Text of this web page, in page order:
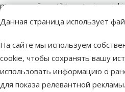
Данная страница использует
На сайте мы используем
cookie, чтобы сохранять вашу
использовать информацию о
для показа релевантной
programmā var tikt
DINO ZOO lojalitātes
mobilajā lietotnē vai fizisko Zelta
automātiski atpazīts kases
Uzkrājums:
Par katru pirkumu, uzrādot lietotnē